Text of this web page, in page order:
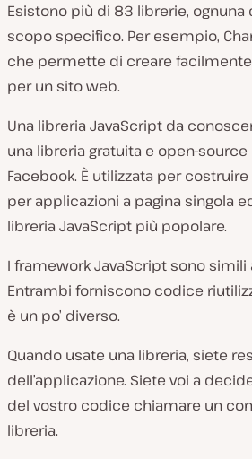
Esistono più di 83 librerie, ognuna
scopo specifico. Per esempio,
che permette di creare
per un sito web.
Una libreria JavaScript da
una libreria gratuita e open-
Facebook. È utilizzata per
per applicazioni a pagina singola
libreria JavaScript più popolare.
I framework JavaScript sono simili
Entrambi forniscono codice
è un po’ diverso.
Quando usate una libreria, siete
dell’applicazione. Siete voi a
del vostro codice chiamare un
libreria.